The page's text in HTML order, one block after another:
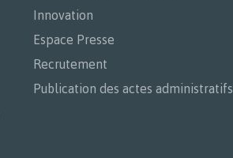
Innovation
Espace Presse
Recrutement
Publication des actes administratifs